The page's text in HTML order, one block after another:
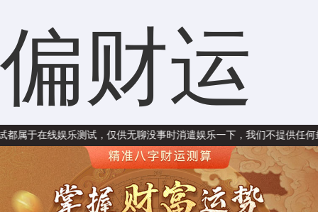
偏财运
娱乐测试，仅供无聊没事时消遣娱乐一下，我们不提供任何封建迷信